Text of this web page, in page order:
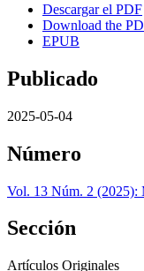
Descargar el PDF
Download the
EPUB
Publicado
2025-05-04
Número
Vol. 13 Núm. 2 (2025):
Sección
Artículos Originales